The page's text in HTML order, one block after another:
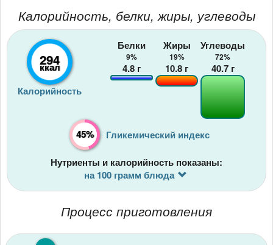
Калорийность, белки, жиры, углеводы
294
ккал
Калорийность
Белки
9%
4.8 г
Жиры
19%
10.8 г
Углеводы
72%
40.7г
45% Гликемический индекс
Нутриенты и калорийность показаны:
на 100 грамм блюда
Процесс приготовления